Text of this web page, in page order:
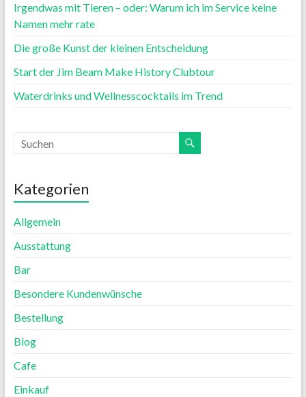
Irgendwas mit Tieren – oder: Warum ich im Service keine
Namen mehr rate
Die große Kunst der kleinen Entscheidung
Start der Jim Beam Make History Clubtour
Waterdrinks und Wellnesscocktails im Trend
Kategorien
Allgemein
Ausstattung
Bar
Besondere Kundenwünsche
Bestellung
Blog
Cafe
Einkauf